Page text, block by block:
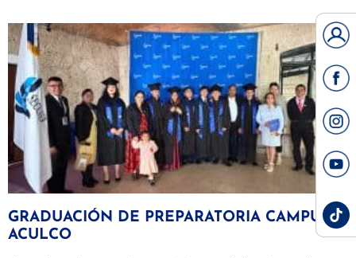
GRADUACIÓN DE PREPARATORIA CAMPUS
ACULCO